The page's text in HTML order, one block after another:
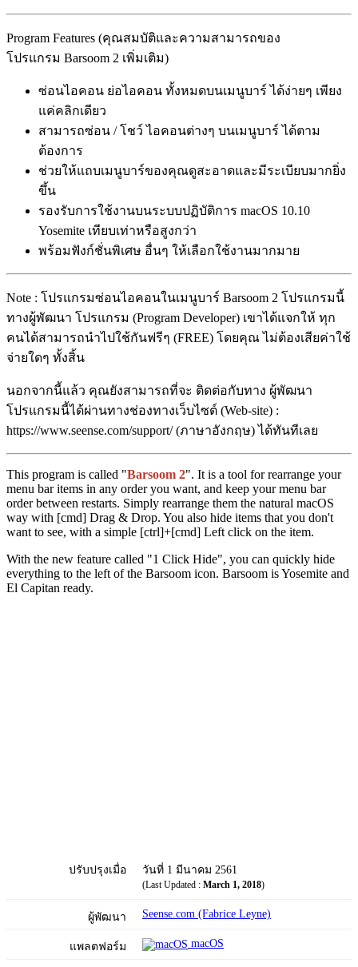
Program Features (คุณสมบัติและความสามารถของ
โปรแกรม Barsoom 2 เพิ่มเติม)
ซ่อนไอคอน ย่อไอคอน ทั้งหมดบนเมนูบาร์ ได้ง่ายๆ เพียง
แค่คลิกเดียว
สามารถซ่อน / โชว์ ไอคอนต่างๆ บนเมนูบาร์​ ได้ตาม
ต้องการ
ช่วยให้แถบเมนูบาร์ของคุณดูสะอาดและมีระเบียบมากยิ่ง
ขึ้น
รองรับการใช้งานบนระบบปฏิบัติการ macOS 10.10
Yosemite เทียบเท่าหรือสูงกว่า
พร้อมฟังก์ชั่นพิเศษ อื่นๆ ให้เลือกใช้งานมากมาย
Note : โปรแกรมซ่อนไอคอนในเมนูบาร์ Barsoom 2 โปรแกรมนี้
ทางผู้พัฒนา โปรแกรม (Program Developer) เขาได้แจกให้ ทุก
คนได้สามารถนำไปใช้กันฟรีๆ (FREE) โดยคุณ ไม่ต้องเสียค่าใช้
จ่ายใดๆ ทั้งสิ้น
นอกจากนี้แล้ว คุณยังสามารถที่จะ ติดต่อกับทาง ผู้พัฒนา
โปรแกรมนี้ได้ผ่านทางช่องทางเว็บไซต์ (Web-site) :
https://www.seense.com/support/ (ภาษาอังกฤษ) ได้ทันทีเลย
This program is called "Barsoom 2". It is a tool for rearrange your
menu bar items in any order you want, and keep your menu bar
order between restarts. Simply rearrange them the natural macOS
way with [cmd] Drag & Drop. You also hide items that you don't
want to see, with a simple [ctrl]+[cmd] Left click on the item.
With the new feature called "1 Click Hide", you can quickly hide
everything to the left of the Barsoom icon. Barsoom is Yosemite and
El Capitan ready.
ปรับปรุงเมื่อ วันที่ 1 มีนาคม 2561
(Last Updated : March 1, 2018)
ผู้พัฒนา Seense.com (Fabrice Leyne)
แพลตฟอร์ม macOS